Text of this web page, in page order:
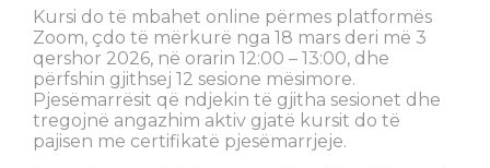
Kursi do të mbahet online përmes platformës
Zoom, çdo të mërkurë nga 18 mars deri më 3
qershor 2026, në orarin 12:00 – 13:00, dhe
përfshin gjithsej 12 sesione mësimore.
Pjesëmarrësit që ndjekin të gjitha sesionet dhe
tregojnë angazhim aktiv gjatë kursit do të
pajisen me certifikatë pjesëmarrjeje.